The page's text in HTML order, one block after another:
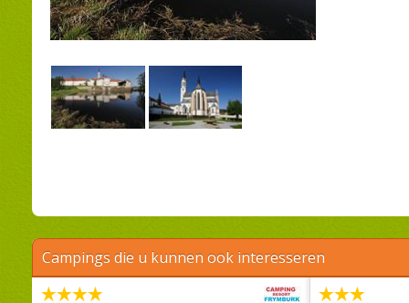
Campings die u kunnen ook interesseren